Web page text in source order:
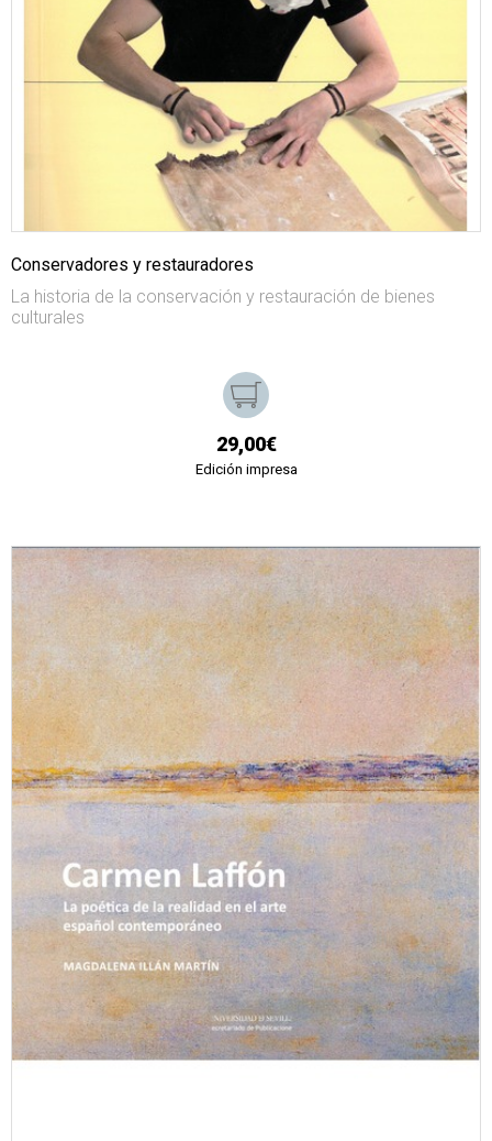
Conservadores y restauradores
La historia de la conservación y restauración de bienes
culturales
29,00€
Edición impresa